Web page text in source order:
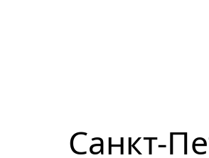
Санкт-